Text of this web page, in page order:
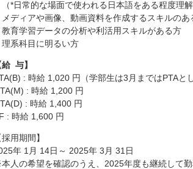
*日常的な場面で使われる日本語をある程度理
メディアや画像、動画資料を作成するスキルのあ
教育学習データの分析や利活用スキルがある方
理系科目に明るい方
与】
: 時給 1,020 円（学部生は3月まではPTAと
: 時給 1,200 円
: 時給 1,400 円
: 時給 1,600 円
用期間】
年 1月 14日～ 2025年 3月 31日
人の希望を確認のうえ、2025年度も継続して勤